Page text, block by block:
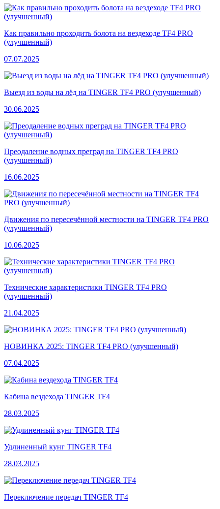
Как правильно проходить болота на вездеходе TF4 PRO
(улучшенный)
07.07.2025
Выезд из воды на лёд на TINGER TF4 PRO (улучшенный)
30.06.2025
Преодаление водных преград на TINGER TF4 PRO
(улучшенный)
16.06.2025
Движения по пересечённой местности на TINGER TF4 PRO
(улучшенный)
10.06.2025
Технические характеристики TINGER TF4 PRO
(улучшенный)
21.04.2025
НОВИНКА 2025: TINGER TF4 PRO (улучшенный)
07.04.2025
Кабина вездехода TINGER TF4
28.03.2025
Удлиненный кунг TINGER TF4
28.03.2025
Переключение передач TINGER TF4